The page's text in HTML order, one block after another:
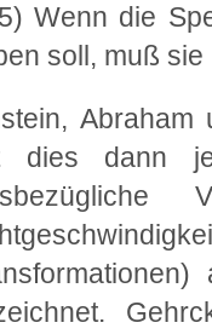
Wenn die
soll, muß
dies dann